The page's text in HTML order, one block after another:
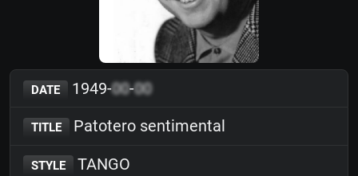
DATE 1949-00-00
TITLE Patotero sentimental
STYLE TANGO